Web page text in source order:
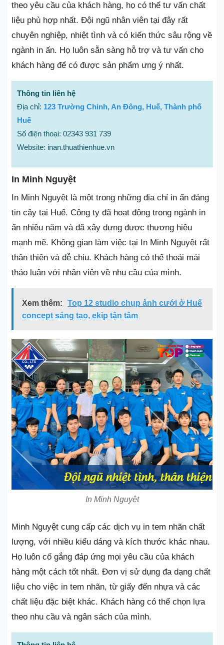
theo yêu cầu của khách hàng, họ có thể tư vấn chất
liệu phù hợp nhất. Đội ngũ nhân viên tại đây rất
chuyên nghiệp, nhiệt tình và có kiến thức sâu rộng về
ngành in ấn. Họ luôn sẵn sàng hỗ trợ và tư vấn cho
khách hàng để có được sản phẩm ưng ý nhất.
Thông tin liên hệ
Địa chỉ: 123 Trường Chinh, An Đông, Huế, Thành phố
Huế
Số điện thoại: 02343 931 739
Website: inan.thuathienhue.vn
In Minh Nguyệt
In Minh Nguyệt là một trong những địa chỉ in ấn đáng
tin cậy tại Huế. Công ty đã hoạt động trong ngành in
ấn nhiều năm và đã xây dựng được thương hiệu
mạnh mẽ. Không gian làm việc tại In Minh Nguyệt rất
thân thiện và dễ chịu. Khách hàng có thể thoải mái
thảo luận với nhân viên về nhu cầu của mình.
Xem thêm:
Top 12 studio chụp ảnh cưới ở Huế
concept sáng tạo, ekip tận tâm
In Minh Nguyệt
Minh Nguyệt cung cấp các dịch vụ in tem nhãn chất
lượng, với nhiều kiểu dáng và kích thước khác nhau.
Họ luôn cố gắng đáp ứng mọi yêu cầu của khách
hàng một cách tốt nhất. Đơn vị sử dụng đa dạng chất
liệu cho việc in tem nhãn, từ giấy đến nhựa và các
chất liệu đặc biệt khác. Khách hàng có thể chọn lựa
theo nhu cầu và ngân sách của mình.